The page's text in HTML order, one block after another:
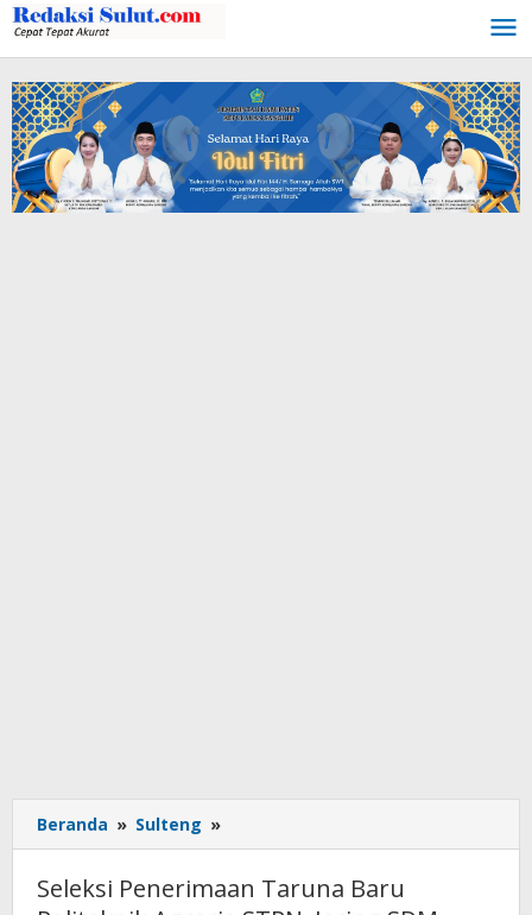
Lewati
ke
konten
Beranda » Sulteng »
Penerimaan
Baru
Seleksi Penerimaan Taruna Baru